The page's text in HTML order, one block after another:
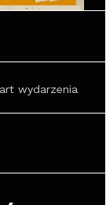
wydarzenia